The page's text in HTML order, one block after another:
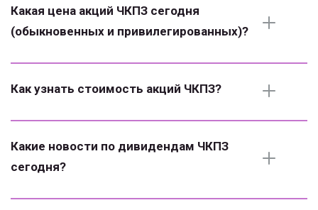
Какая цена акций ЧКПЗ сегодня
(обыкновенных и привилегированных)?
Как узнать стоимость акций ЧКПЗ?
Какие новости по дивидендам ЧКПЗ
сегодня?